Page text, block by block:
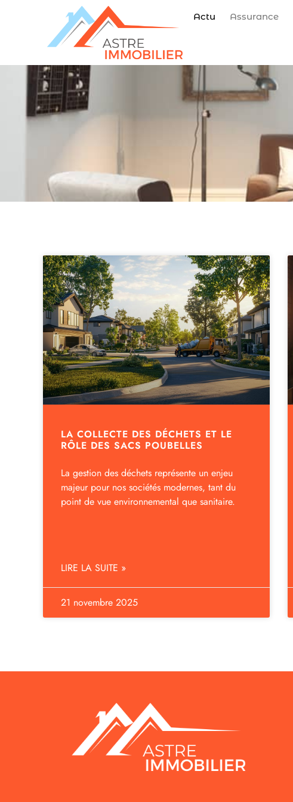
Actu Assurance
LA COLLECTE DES DÉCHETS ET LE
RÔLE DES SACS POUBELLES
La gestion des déchets représente un enjeu
majeur pour nos sociétés modernes, tant du
point de vue environnemental que sanitaire.
LIRE LA SUITE »
21 novembre 2025